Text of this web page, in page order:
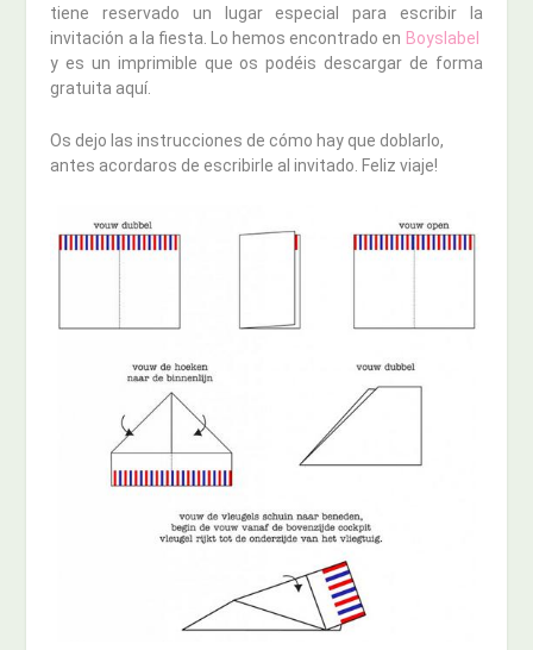
tiene reservado un lugar especial para escribir la
invitación a la fiesta. Lo hemos encontrado en Boyslabel
y es un imprimible que os podéis descargar de forma
gratuita aquí.
Os dejo las instrucciones de cómo hay que doblarlo,
antes acordaros de escribirle al invitado. Feliz viaje!